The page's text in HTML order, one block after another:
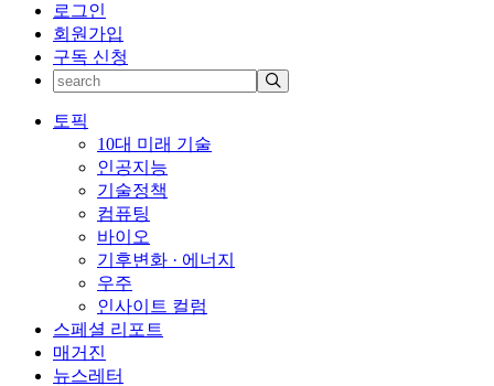
로그인
회원가입
구독 신청
토픽
10대 미래 기술
인공지능
기술정책
컴퓨팅
바이오
기후변화 · 에너지
우주
인사이트 컬럼
스페셜 리포트
매거진
뉴스레터